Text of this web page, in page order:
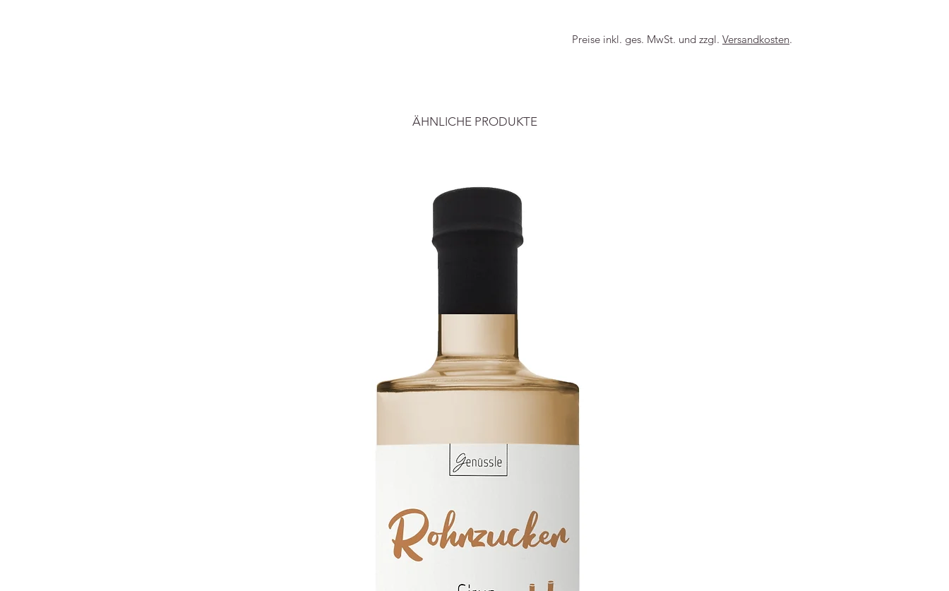
020 770 5189
Preise inkl. ges. MwSt. und zzgl. Versandkosten.
ÄHNLICHE PRODUKTE